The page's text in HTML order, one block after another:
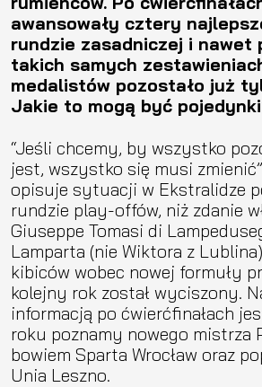
awansowały cztery
rundzie zasadniczej i nawet
takich samych
medalistów pozostało już
Jakie to mogą być
“Jeśli chcemy, by wszystko
jest, wszystko się musi
opisuje sytuacji w Ekstralidze
rundzie play-offów, niż zdanie
Giuseppe Tomasi di
Lamparta (nie Wiktora z
kibiców wobec nowej formuły
kolejny rok został wyciszony.
informacją po ćwierćfinałach
roku poznamy nowego mistrza
bowiem Sparta Wrocław oraz
Unia Leszno.